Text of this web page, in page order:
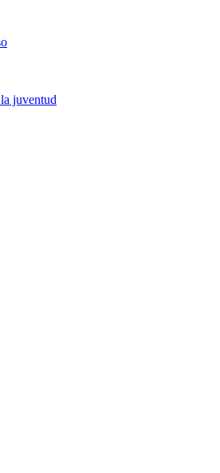
juventud